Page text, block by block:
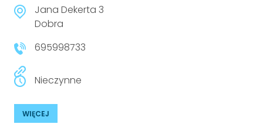
Jana Dekerta 3
Dobra
695998733
Nieczynne
WIĘCEJ